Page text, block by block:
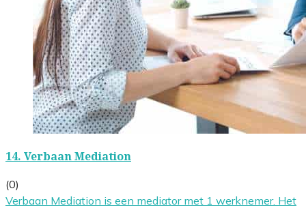
14. Verbaan Mediation
(0)
Verbaan Mediation is een mediator met 1 werknemer. Het